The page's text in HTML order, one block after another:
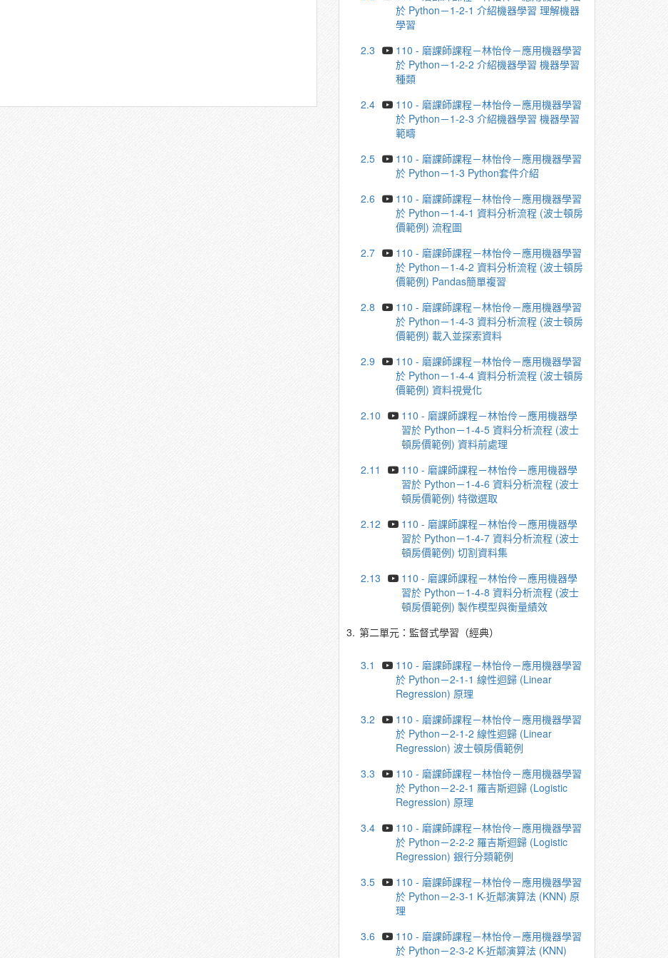
於 Python－1-2-1 介紹機器學習 理解機器
學習
2.3
110 - 磨課師課程－林怡伶－應⽤機器學習
於 Python－1-2-2 介紹機器學習 機器學習
種類
2.4
110 - 磨課師課程－林怡伶－應⽤機器學習
於 Python－1-2-3 介紹機器學習 機器學習
範疇
2.5
110 - 磨課師課程－林怡伶－應⽤機器學習
於 Python－1-3 Python套件介紹
2.6
110 - 磨課師課程－林怡伶－應⽤機器學習
於 Python－1-4-1 資料分析流程 (波⼠頓房
價範例) 流程圖
2.7
110 - 磨課師課程－林怡伶－應⽤機器學習
於 Python－1-4-2 資料分析流程 (波⼠頓房
價範例) Pandas簡單複習
2.8
110 - 磨課師課程－林怡伶－應⽤機器學習
於 Python－1-4-3 資料分析流程 (波⼠頓房
價範例) 載入並探索資料
2.9
110 - 磨課師課程－林怡伶－應⽤機器學習
於 Python－1-4-4 資料分析流程 (波⼠頓房
價範例) 資料視覺化
2.10
110 - 磨課師課程－林怡伶－應⽤機器學
習於 Python－1-4-5 資料分析流程 (波⼠
頓房價範例) 資料前處理
2.11
110 - 磨課師課程－林怡伶－應⽤機器學
習於 Python－1-4-6 資料分析流程 (波⼠
頓房價範例) 特徵選取
2.12
110 - 磨課師課程－林怡伶－應⽤機器學
習於 Python－1-4-7 資料分析流程 (波⼠
頓房價範例) 切割資料集
2.13
110 - 磨課師課程－林怡伶－應⽤機器學
習於 Python－1-4-8 資料分析流程 (波⼠
頓房價範例) 製作模型與衡量績效
3. 第二單元：監督式學習（經典）
3.1
110 - 磨課師課程－林怡伶－應⽤機器學習
於 Python－2-1-1 線性迴歸 (Linear
Regression) 原理
3.2
110 - 磨課師課程－林怡伶－應⽤機器學習
於 Python－2-1-2 線性迴歸 (Linear
Regression) 波⼠頓房價範例
3.3
110 - 磨課師課程－林怡伶－應⽤機器學習
於 Python－2-2-1 羅吉斯迴歸 (Logistic
Regression) 原理
3.4
110 - 磨課師課程－林怡伶－應⽤機器學習
於 Python－2-2-2 羅吉斯迴歸 (Logistic
Regression) 銀⾏分類範例
3.5
110 - 磨課師課程－林怡伶－應⽤機器學習
於 Python－2-3-1 K-近鄰演算法 (KNN) 原
理
3.6
110 - 磨課師課程－林怡伶－應⽤機器學習
於 Python－2-3-2 K-近鄰演算法 (KNN)